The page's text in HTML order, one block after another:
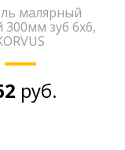
малярный
300мм зуб 6х6,
руб.